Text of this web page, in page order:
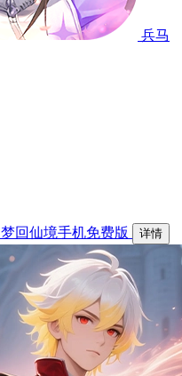
兵马
梦回仙境手机免费版 详情